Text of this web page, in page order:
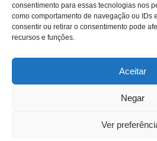
consentimento para essas tecnologias nos
como comportamento de navegação ou IDs
consentir ou retirar o consentimento pode
recursos e funções.
Aceitar
Negar
Ver
Hipocalórica
Low Carb
Nenhum
Paleo
Todos os Direitos Reservados ao site -